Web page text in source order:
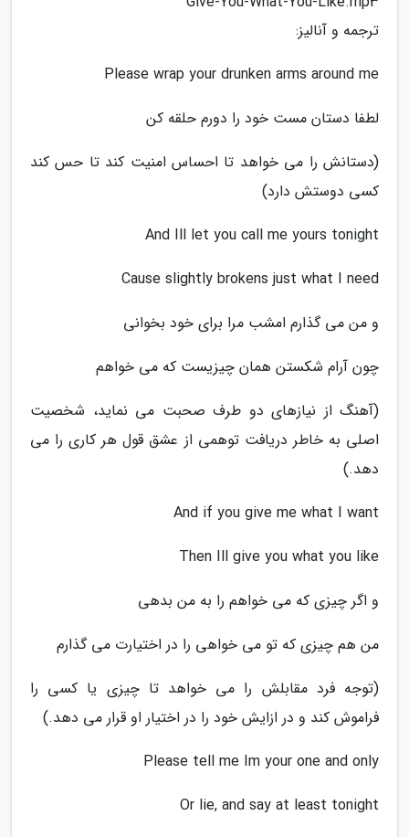
ترجمه و آنالیز:
Please wrap your drunken arms around me
لطفا دستان مست خود را دورم حلقه کن
(دستانش را می خواهد تا احساس امنیت کند تا حس کند
کسی دوستش دارد)
And Ill let you call me yours tonight
Cause slightly brokens just what I need
و من می گذارم امشب مرا برای خود بخوانی
چون آرام شکستن همان چیزیست که می خواهم
(آهنگ از نیازهای دو طرف صحبت می نماید، شخصیت
اصلی به خاطر دریافت توهمی از عشق قول هر کاری را می
دهد.)
And if you give me what I want
Then Ill give you what you like
و اگر چیزی که می خواهم را به من بدهی
من هم چیزی که تو می خواهی را در اختیارت می گذارم
(توجه فرد مقابلش را می خواهد تا چیزی یا کسی را
فراموش کند و در ازایش خود را در اختیار او قرار می دهد.)
Please tell me Im your one and only
Or lie, and say at least tonight